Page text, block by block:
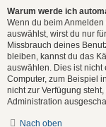
Warum werde ich
Wenn du beim
auswählst, wirst du nur
Missbrauch deines
bleiben, kannst du das
auswählen. Dies ist nicht
Computer, zum Beispiel
nicht zur Verfügung
Administration
Nach oben